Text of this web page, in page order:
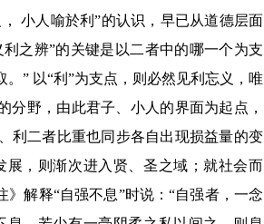
小人喻於利”的认识，早已从道德层面
利之辨”的关键是以二者中的哪一个为支
”以“利 ”为支点，则必然见利忘义，唯
分野，由此君子、小人的界面为起点，
利二者比重也同步各自出现损益量的变
，则渐次进入贤、圣之域；就社会而
》解释“自强不息”时说：“自强者，一念